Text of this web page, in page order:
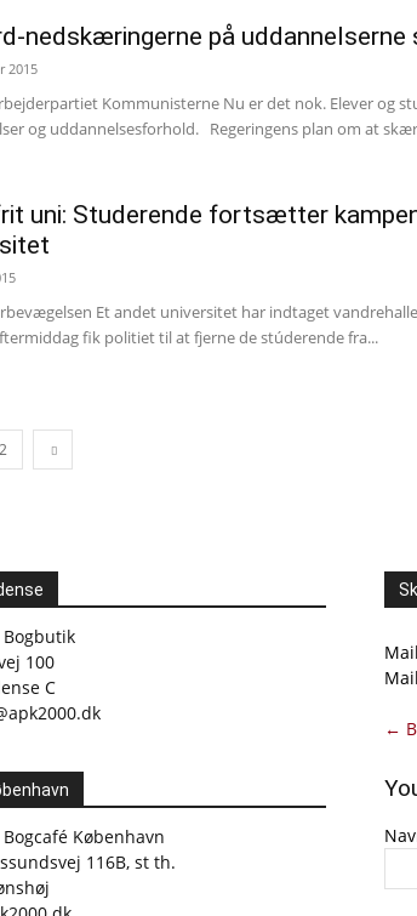
nedskæringerne på
2015
Kommunisterne Nu er det nok. Elever og
og uddannelsesforhold. Regeringens plan om at
uni: Studerende fortsætter
Et andet universitet har indtaget
fik politiet til at fjerne de stúderende fra...
2
100
C
København
116B, st th.
←